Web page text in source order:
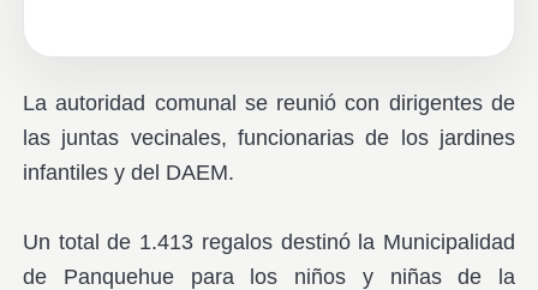
La autoridad comunal se reunió con dirigentes de
las juntas vecinales, funcionarias de los jardines
infantiles y del DAEM.
Un total de 1.413 regalos destinó la Municipalidad
de Panquehue para los niños y niñas de la